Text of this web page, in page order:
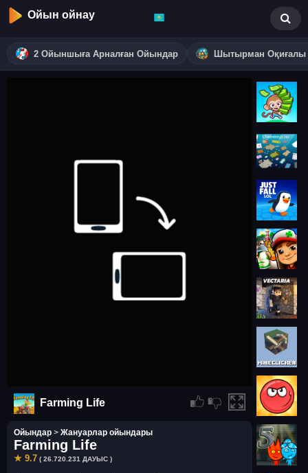
Ойын ойнау
2 Ойыншыға Арналған Ойындар Шытырман
Farming Life
Ойындар > Жануарлар ойындары
Farming Life
★ 9.7 ( 26.720.231 ДАУЫС )